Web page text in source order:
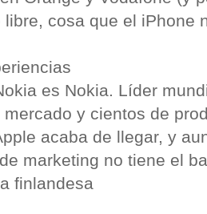
libre, cosa que el iPhone
es Nokia. Líder
mercado y cientos de
acaba de llegar, y
marketing no tiene el
finlandesa